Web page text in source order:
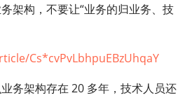
架构，不要让“业务的归业务、技
Cs*cvPvLbhpuEBzUhqaY
务架构存在 20 多年，技术人员还